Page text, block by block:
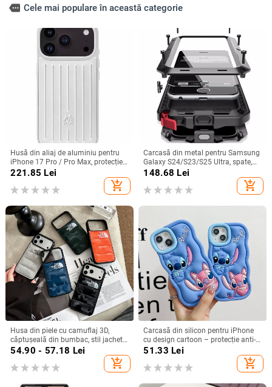
more Cele mai populare în această categorie
Husă din aliaj de aluminiu pentru
iPhone 17 Pro / Pro Max, protecție
anti-cădere, închidere magnetică,
turnare prin injecție, posibilitate de
personalizare
221.85 Lei
add_shopping_cart
Carcasă din metal pentru Samsung
Galaxy S24/S23/S25 Ultra, spate,
prelucrată, personalizabilă, disipare
căldură, anti-cadere, anti-amprentă
148.68 Lei
add_shopping_cart
Husa din piele cu camuflaj 3D,
căptușeală din bumbac, stil jachetă
de iarnă, compatibilă cu iPhone
54.90 - 57.18 Lei
add_shopping_cart
Carcasă din silicon pentru iPhone
cu design cartoon – protecție anti-
cădere, finisaj mat, compatibilă cu
(Pro/Max)
51.33 Lei
add_shopping_cart